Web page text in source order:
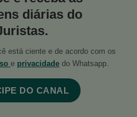
diárias do
está ciente e de acordo com os
e privacidade do Whatsapp.
DO CANAL